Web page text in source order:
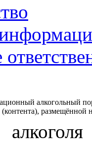
алкогольный
размещённой